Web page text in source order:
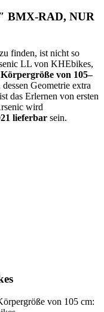
BMX-RAD, NUR
finden, ist nicht so
LL von KHEbikes,
Körpergröße von 105–
Geometrie extra
das Erlernen von ersten
wird
lieferbar sein.